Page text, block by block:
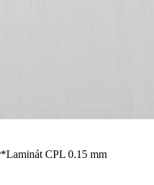
*Laminát CPL 0.15 mm